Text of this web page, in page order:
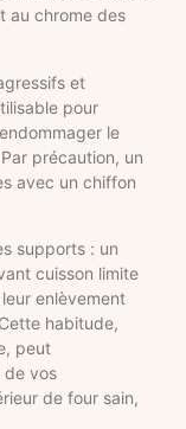
au chrome des
et
pour
le
précaution, un
avec un chiffon
supports : un
cuisson limite
enlèvement
habitude,
peut
de vos
de four sain,